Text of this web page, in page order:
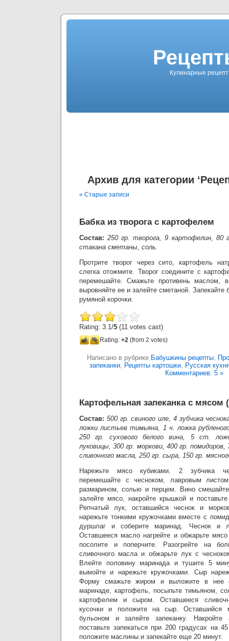
Кулинарные
Архив для категории
« Старые записи
Бабка из творога с картофелем
Состав:250 гр. творога, 9 картофелин, 80
стакана сметаны, соль.
Протрите творог через сито, картофель
слегка отожмите. Творог соедините с
перемешайте. Смажьте противень маслом,
выровняйте ее и залейте сметаной. Запекайте
румяной корочки.
Rating: 3.1/5 (11 votes cast)
Rating: +2 (from 2 votes)
Написано в рубрике Бабушкины рецепты,
запеканки, Рецепты картошки, Русская
Комментариев: 5 »
Картофельная запеканка с мясом
Состав: 500 гр. свиного иле, 4 зубчика
ложки листьев тимьяна, 1 ч. ложка
250 гр. сухового белого вина, 5 ст.
луковицы, 300 гр. моркови, 400 гр.
сливочного масла, 250 гр. сыра, 150 гр.
Нарежьте мясо кубиками. 2 зубчика
перемешайте с чесноком, лавровым
размарином, солью и перцем. Вино
залейте мясо, накройте крышкой и
Репчатый лук, оставшийся чеснок и
нарежьте тонкими кружочками вместе с
дуршлаг и соберите маринад. Чеснок и
Оставшееся масло нагрейте и обжарьте
посолите и поперчите. Разогрейте на
сливочного масла и обжарьте лук с
Влейте половину маринада и тушите 5
вымойте и нарежьте кружочками. Сыр
Форму смажьте жиром и выложите в нее
маринаде, картофель, посыпьте тимьяном,
картофелем и сыром. Оставшееся
кусочки и положите на сыр. Оставшийся
бульоном и залейте запеканку.
поставьте запекаться при 200 градусах на
положите маслины и запекайте еще 20 минут.